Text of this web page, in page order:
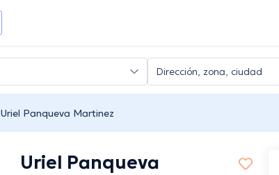
Uriel Panqueva Martinez
Uriel Panqueva